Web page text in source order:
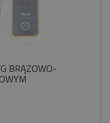
BRĄZOWO-